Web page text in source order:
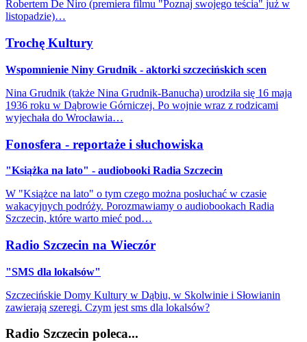
Robertem De Niro (premiera filmu "Poznaj swojego teścia" już w
listopadzie)…
Trochę Kultury
Wspomnienie Niny Grudnik - aktorki szczecińskich scen
Nina Grudnik (także Nina Grudnik-Banucha) urodziła się 16 maja
1936 roku w Dąbrowie Górniczej. Po wojnie wraz z rodzicami
wyjechała do Wrocławia…
Fonosfera - reportaże i słuchowiska
"Książka na lato" - audiobooki Radia Szczecin
W "Książce na lato" o tym czego można posłuchać w czasie
wakacyjnych podróży. Porozmawiamy o audiobookach Radia
Szczecin, które warto mieć pod…
Radio Szczecin na Wieczór
"SMS dla lokalsów"
Szczecińskie Domy Kultury w Dąbiu, w Skolwinie i Słowianin
zawierają szeregi. Czym jest sms dla lokalsów?
Radio Szczecin poleca...